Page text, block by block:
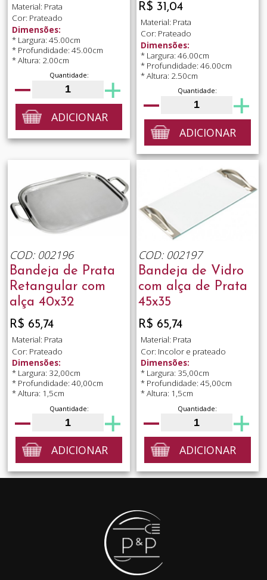
Material: Prata
Cor: Prateado
Dimensões:
* Largura: 45.00cm
* Profundidade: 45.00cm
* Altura: 2.00cm
Quantidade:
ADICIONAR
R$ 31,04
Material: Prata
Cor: Prateado
Dimensões:
* Largura: 46.00cm
* Profundidade: 46.00cm
* Altura: 2.50cm
Quantidade:
ADICIONAR
COD: 002196
Bandeja de Prata
Retangular com
alça 40x32
R$ 65,74
Material: Prata
Cor: Prateado
Dimensões:
* Largura: 32,00cm
* Profundidade: 40,00cm
* Altura: 1,5cm
Quantidade:
ADICIONAR
COD: 002197
Bandeja de Vidro
com alça de Prata
45x35
R$ 65,74
Material: Prata
Cor: Incolor e prateado
Dimensões:
* Largura: 35,00cm
* Profundidade: 45,00cm
* Altura: 1,5cm
Quantidade:
ADICIONAR